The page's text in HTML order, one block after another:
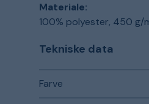
Materiale:
100% polyester, 450 g/
Tekniske data
Farve